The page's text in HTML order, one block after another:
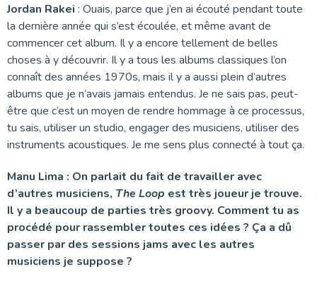
Jordan Rakei : Ouais, parce que j’en ai écouté pendant toute
la dernière année qui s’est écoulée, et même avant de
commencer cet album. Il y a encore tellement de belles
choses à y découvrir. Il y a tous les albums classiques l’on
connaît des années 1970s, mais il y a aussi plein d’autres
albums que je n’avais jamais entendus. Je ne sais pas, peut-
être que c’est un moyen de rendre hommage à ce processus,
tu sais, utiliser un studio, engager des musiciens, utiliser des
instruments acoustiques. Je me sens plus connecté à tout ça.
Manu Lima : On parlait du fait de travailler avec
d’autres musiciens, The Loop est très joueur je trouve.
Il y a beaucoup de parties très groovy. Comment tu as
procédé pour rassembler toutes ces idées ? Ça a dû
passer par des sessions jams avec les autres
musiciens je suppose ?